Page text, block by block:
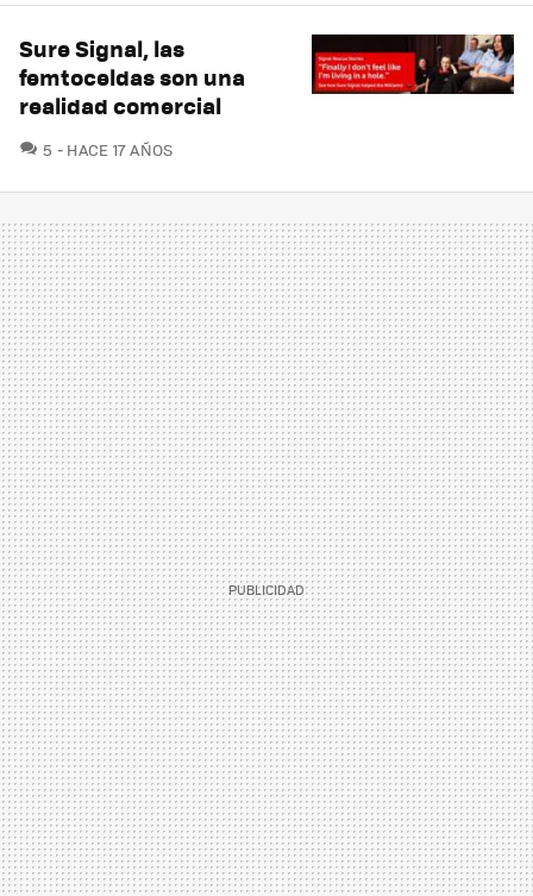
Sure Signal, las
femtoceldas son una
realidad comercial
5 COMENTARIOS
HACE 17 AÑOS